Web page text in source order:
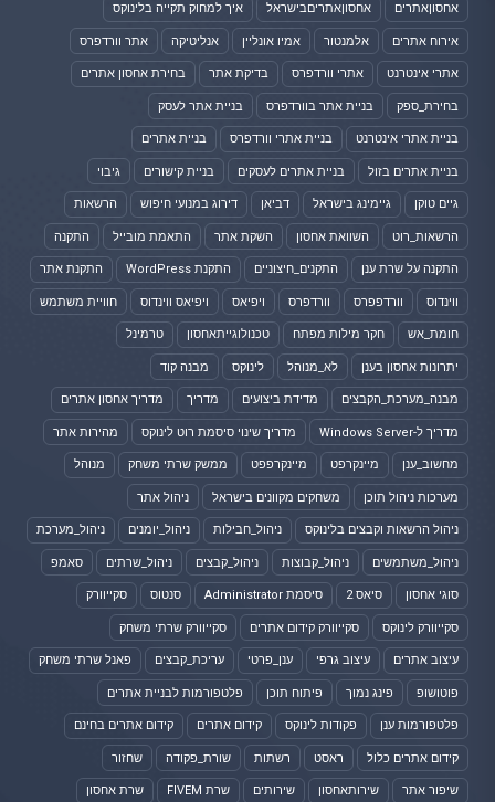
אחסוןאתרים אחסוןאתריםבישראל איך למחוק תקייה בלינוקס
אירוח אתרים אלמנטור אמיו אונליין אנליטיקה אתר וורדפרס
אתרי אינטרנט אתרי וורדפרס בדיקת אתר בחירת אחסון אתרים
בחירת_ספק בניית אתר בוורדפרס בניית אתר לעסק
בניית אתרי אינטרנט בניית אתרי וורדפרס בניית אתרים
בניית אתרים בזול בניית אתרים לעסקים בניית קישורים גיבוי
גיים טוקן גיימינג בישראל דביאן דירוג במנועי חיפוש הרשאות
הרשאות_רוט השוואת אחסון השקת אתר התאמת מובייל התקנה
התקנה על שרת ענן התקנים_חיצוניים התקנת WordPress התקנת אתר
ווינדוס וורדפפרס וורדפרס ויפיאס ויפיאס ווינדוס חוויית משתמש
חומת_אש חקר מילות מפתח טכנולוגייתאחסון טרמינל
יתרונות אחסון בענן לא_מנוהל לינוקס מבנה קוד
מבנה_מערכת_הקבצים מדידת ביצועים מדריך מדריך אחסון אתרים
מדריך ל-Windows Server מדריך שינוי סיסמת רוט לינוקס מהירות אתר
מחשוב_ענן מיינקרפט מיינקרפפט ממשק שרתי משחק מנוהל
מערכות ניהול תוכן משחקים מקוונים בישראל ניהול אתר
ניהול הרשאות וקבצים בלינוקס ניהול_חבילות ניהול_יומנים ניהול_מערכת
ניהול_משתמשים ניהול_קבוצות ניהול_קבצים ניהול_שרתים סאמפ
סוגי אחסון סיאס 2 סיסמת Administrator סנטוס סקייוורק
סקייוורק לינוקס סקייוורק קידום אתרים סקייוורק שרתי משחק
עיצוב אתרים עיצוב גרפי ענן_פרטי עריכת_קבצים פאנל שרתי משחק
פוטושופ פינג נמוך פיתוח תוכן פלטפורמות לבניית אתרים
פלטפורמות ענן פקודות לינוקס קידום אתרים קידום אתרים בחינם
קידום אתרים כלול ראסט רשתות שורת_פקודה שחזור
שיפור אתר שירותאחסון שירותים שרת FIVEM שרת אחסון